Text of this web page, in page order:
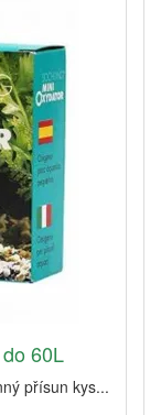
60L
přísun kys...